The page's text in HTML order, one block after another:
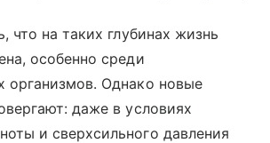
что на таких глубинах жизнь
особенно среди
организмов. Однако новые
даже в условиях
и сверхсильного давления